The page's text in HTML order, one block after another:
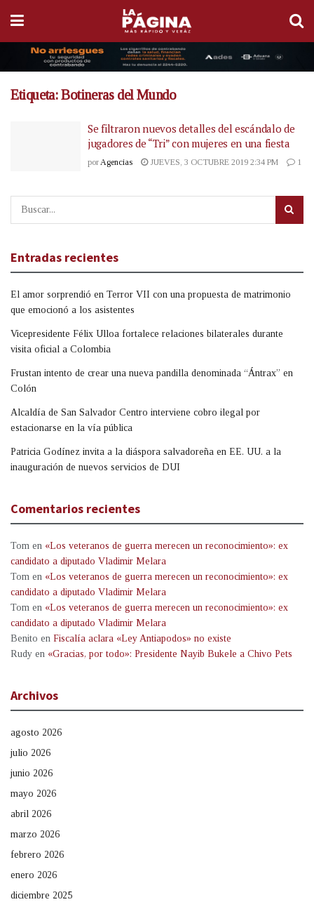
Etiqueta:Botineras del Mundo
Se filtraron nuevos detalles del escándalo de
jugadores de “Tri” con mujeres en una fiesta
por Agencias JUEVES, 3 OCTUBRE 2019 2:34 PM 1
Entradas recientes
El amor sorprendió en Terror VII con una propuesta de matrimonio
que emocionó a los asistentes
Vicepresidente Félix Ulloa fortalece relaciones bilaterales durante
visita oficial a Colombia
Frustan intento de crear una nueva pandilla denominada “Ántrax” en
Colón
Alcaldía de San Salvador Centro interviene cobro ilegal por
estacionarse en la vía pública
Patricia Godínez invita a la diáspora salvadoreña en EE. UU. a la
inauguración de nuevos servicios de DUI
Comentarios recientes
Tom en «Los veteranos de guerra merecen un reconocimiento»: ex
candidato a diputado Vladimir Melara
Tom en «Los veteranos de guerra merecen un reconocimiento»: ex
candidato a diputado Vladimir Melara
Tom en «Los veteranos de guerra merecen un reconocimiento»: ex
candidato a diputado Vladimir Melara
Benito en Fiscalía aclara «Ley Antiapodos» no existe
Rudy en «Gracias, por todo»: Presidente Nayib Bukele a Chivo Pets
Archivos
agosto 2026
julio 2026
junio 2026
mayo 2026
abril 2026
marzo 2026
febrero 2026
enero 2026
diciembre 2025